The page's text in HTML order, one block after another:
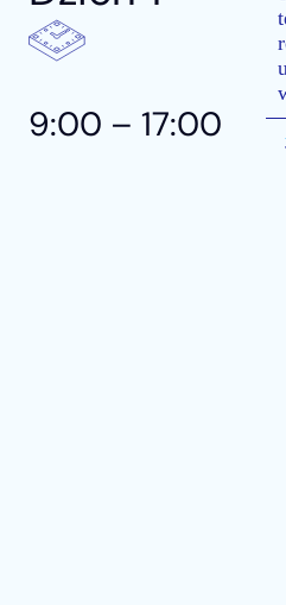
9:00 – 17:00